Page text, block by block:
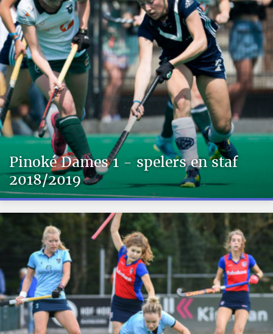
Pinoké Dames 1 - spelers en staf
2018/2019